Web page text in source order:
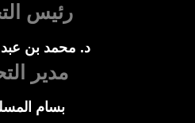
رئيس
د. محمد بن عبد
مدير
بسام